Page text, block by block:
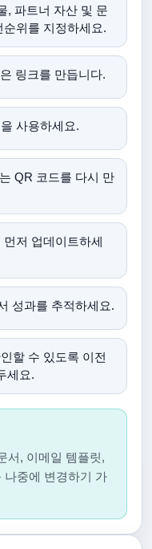
, 파트너 자산 및 문
위를 지정하세요.
링크를 만듭니다.
사용하세요.
QR 코드를 다시 만
저 업데이트하세
성과를 추적하세요.
할 수 있도록 이전
세요.
서, 이메일 템플릿,
나중에 변경하기 가